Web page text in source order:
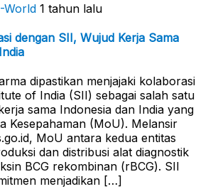
World 1 tahun lalu
dengan SII, Wujud Kerja Sama
dipastikan menjajaki kolaborasi
of India (SII) sebagai salah satu
sama Indonesia dan India yang
Kesepahaman (MoU). Melansir
MoU antara kedua entitas
dan distribusi alat diagnostik
BCG rekombinan (rBCG). SII
menjadikan […]